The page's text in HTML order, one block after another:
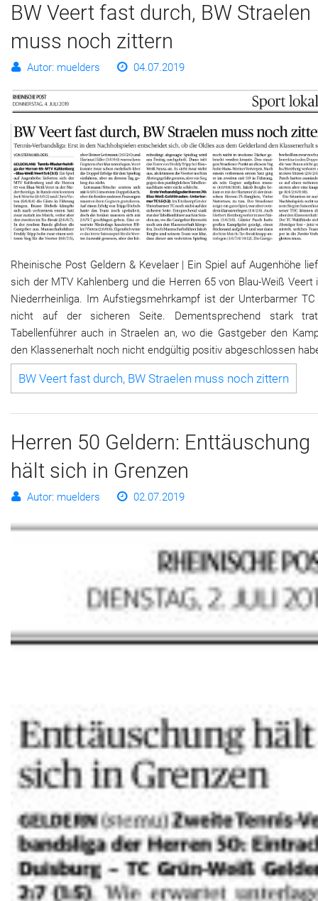
BW Veert fast durch, BW Straelen
muss noch zittern
Autor: muelders 04.07.2019
Rheinische Post Geldern & Kevelaer | Ein Spiel auf Augenhöhe
sich der MTV Kahlenberg und die Herren 65 von Blau-Weiß Veert
Niederrheinliga. Im Aufstiegsmehrkampf ist der Unterbarmer
nicht auf der sicheren Seite. Dementsprechend stark
Tabellenführer auch in Straelen an, wo die Gastgeber den
den Klassenerhalt noch nicht endgültig positiv abgeschlossen
BW Veert fast durch, BW Straelen muss noch zittern
Herren 50 Geldern: Enttäuschung
hält sich in Grenzen
Autor: muelders 02.07.2019